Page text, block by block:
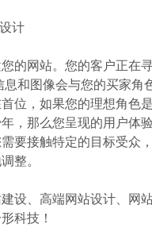
计
网站。您的客户正在寻
息和图像会与您的买家角
位，如果您的理想角色
，那么您呈现的用户体
要接触特定的目标受众
整。
、高端网站设计、网站
科技！